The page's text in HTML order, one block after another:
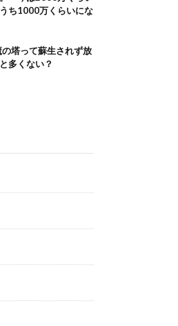
ち1000万くらいにな
の塔って蘇生されず放
多くない？